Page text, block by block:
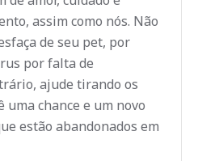
assim como nós. Não
de seu pet, por
por falta de
ajude tirando os
uma chance e um novo
estão abandonados em